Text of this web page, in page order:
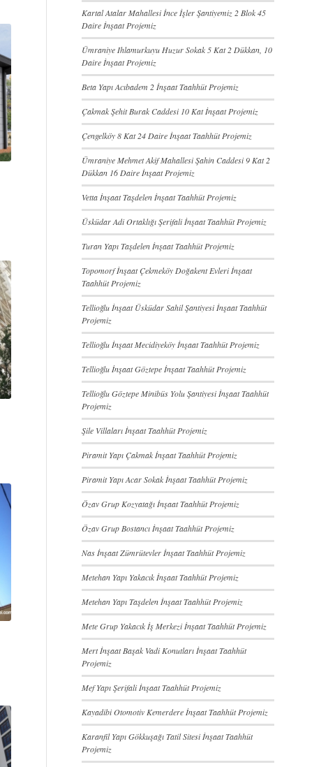
Kartal Atalar Mahallesi İnce İşler Şantiyemiz 2 Blok 45
Daire İnşaat Projemiz
Ümraniye Ihlamurkuyu Huzur Sokak 5 Kat 2 Dükkan, 10
Daire İnşaat Projemiz
Beta Yapı Acıbadem 2 İnşaat Taahhüt Projemiz
Çakmak Şehit Burak Caddesi 10 Kat İnşaat Projemiz
Çengelköy 8 Kat 24 Daire İnşaat Taahhüt Projemiz
Ümraniye Mehmet Akif Mahallesi Şahin Caddesi 9 Kat 2
Dükkan 16 Daire İnşaat Projemiz
Vetta İnşaat Taşdelen İnşaat Taahhüt Projemiz
Üsküdar Adi Ortaklığı Şerifali İnşaat Taahhüt Projemiz
Turan Yapı Taşdelen İnşaat Taahhüt Projemiz
Topomorf İnşaat Çekmeköy Doğakent Evleri İnşaat
Taahhüt Projemiz
Tellioğlu İnşaat Üsküdar Sahil Şantiyesi İnşaat Taahhüt
Projemiz
Tellioğlu İnşaat Mecidiyeköy İnşaat Taahhüt Projemiz
Tellioğlu İnşaat Göztepe İnşaat Taahhüt Projemiz
Tellioğlu Göztepe Minibüs Yolu Şantiyesi İnşaat Taahhüt
Projemiz
Şile Villaları İnşaat Taahhüt Projemiz
Piramit Yapı Çakmak İnşaat Taahhüt Projemiz
Piramit Yapı Acar Sokak İnşaat Taahhüt Projemiz
Özav Grup Kozyatağı İnşaat Taahhüt Projemiz
Özav Grup Bostancı İnşaat Taahhüt Projemiz
Nas İnşaat Zümrütevler İnşaat Taahhüt Projemiz
Metehan Yapı Yakacık İnşaat Taahhüt Projemiz
Metehan Yapı Taşdelen İnşaat Taahhüt Projemiz
Mete Grup Yakacık İş Merkezi İnşaat Taahhüt Projemiz
Mert İnşaat Başak Vadi Konutları İnşaat Taahhüt
Projemiz
Mef Yapı Şerifali İnşaat Taahhüt Projemiz
Kayadibi Otomotiv Kemerdere İnşaat Taahhüt Projemiz
Karanfil Yapı Gökkuşağı Tatil Sitesi İnşaat Taahhüt
Projemiz